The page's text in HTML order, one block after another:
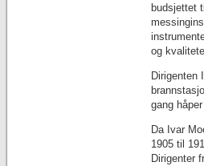
budsjettet
og
Dirigenten
gang
Da Ivar
1905 til
Dirigenter